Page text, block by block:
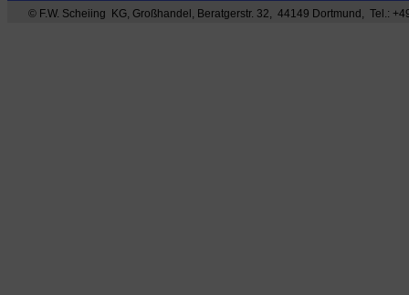
© F.W. Scheiing KG, Großhandel, Beratgerstr. 32, 44149 Dortmund, Tel.: